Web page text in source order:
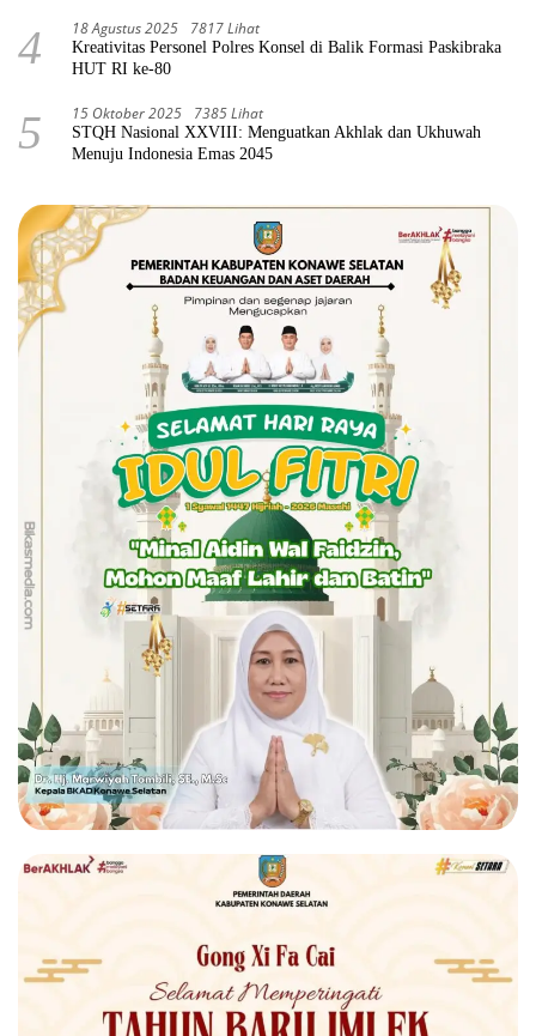
4 18 Agustus 2025 7817 Lihat
Kreativitas Personel Polres Konsel di Balik Formasi Paskibraka
HUT RI ke-80
5 15 Oktober 2025 7385 Lihat
STQH Nasional XXVIII: Menguatkan Akhlak dan Ukhuwah
Menuju Indonesia Emas 2045